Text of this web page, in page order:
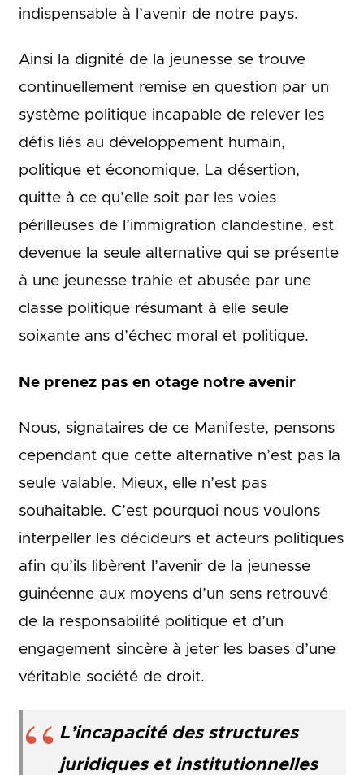
indispensable à l’avenir de notre pays.
Ainsi la dignité de la jeunesse se trouve
continuellement remise en question par un
système politique incapable de relever les
défis liés au développement humain,
politique et économique. La désertion,
quitte à ce qu’elle soit par les voies
périlleuses de l’immigration clandestine, est
devenue la seule alternative qui se présente
à une jeunesse trahie et abusée par une
classe politique résumant à elle seule
soixante ans d’échec moral et politique.
Ne prenez pas en otage notre avenir
Nous, signataires de ce Manifeste, pensons
cependant que cette alternative n’est pas la
seule valable. Mieux, elle n’est pas
souhaitable. C’est pourquoi nous voulons
interpeller les décideurs et acteurs politiques
afin qu’ils libèrent l’avenir de la jeunesse
guinéenne aux moyens d’un sens retrouvé
de la responsabilité politique et d’un
engagement sincère à jeter les bases d’une
véritable société de droit.
L’incapacité des structures
juridiques et institutionnelles